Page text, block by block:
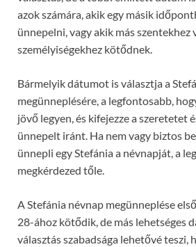
azok számára, akik egy másik
ünnepelni, vagy akik más
személyiségekhez kötődnek.
Bármelyik dátumot is választja a
megünneplésére, a legfontosabb,
jövő legyen, és kifejezze a szeretetet
ünnepelt iránt. Ha nem vagy biztos
ünnepli egy Stefánia a névnapját, a
megkérdezed tőle.
A Stefánia névnap megünneplése
28-ához kötődik, de más lehetséges
választás szabadsága lehetővé teszi,